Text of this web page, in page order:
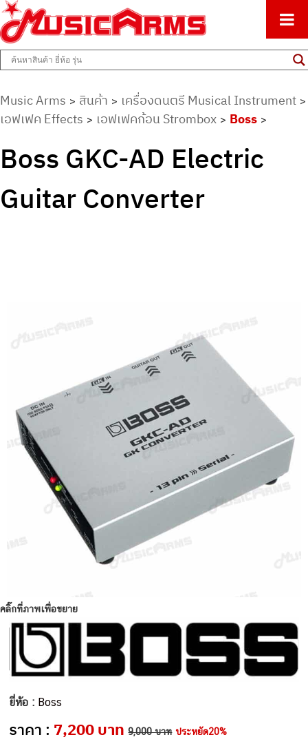
Music Arms
ศูนย์รวมครื่องดนตรีทุกชนิด ตั้งแต่เริ่มต้นถึงมืออาชีพ
Music Arms > สินค้า > เครื่องดนตรี Musical Instrument >
เอฟเฟค Effects > เอฟเฟคก้อน Strombox > Boss >
Boss GKC-AD Electric
Guitar Converter
คลิ๊กที่ภาพเพื่อขยาย
ยี่ห้อ : Boss
ราคา : 7,200 บาท 9,000 บาท ประหยัด20%